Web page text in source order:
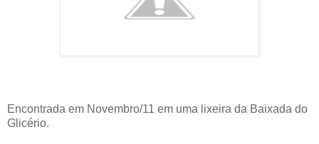
Encontrada em Novembro/11 em uma lixeira da Baixada do
Glicério.